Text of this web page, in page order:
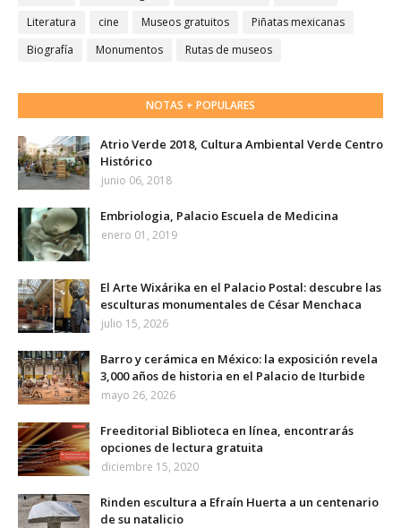
Literatura
cine Museos gratuitos
Piñatas mexicanas
Biografía
Monumentos Rutas de museos
NOTAS + POPULARES
Atrio Verde 2018, Cultura Ambiental Verde Centro
Histórico
junio 06, 2018
Embriologia, Palacio Escuela de Medicina
enero 01, 2019
El Arte Wixárika en el Palacio Postal: descubre las
esculturas monumentales de César Menchaca
julio 15, 2026
Barro y cerámica en México: la exposición revela
3,000 años de historia en el Palacio de Iturbide
mayo 26, 2026
Freeditorial Biblioteca en línea, encontrarás
opciones de lectura gratuita
diciembre 15, 2020
Rinden escultura a Efraín Huerta a un centenario
de su natalicio